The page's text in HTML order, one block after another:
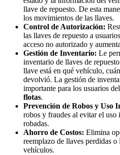
llave de repuesto. De esta
los movimientos de las llaves.
Control de Autorización:
las llaves de repuesto a
acceso no autorizado y
Gestión de Inventario: Le
inventario de llaves de
llave está en qué vehículo,
devolvió. La gestión de
importante para los usuarios del
flotas.
Prevención de Robos y Uso
robos y fraudes al evitar el
robadas.
Ahorro de Costos: Elimina
reemplazo de llaves perdidas
vehículos.